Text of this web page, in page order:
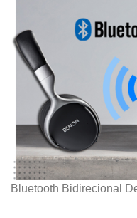
Bluetooth Bidirecional